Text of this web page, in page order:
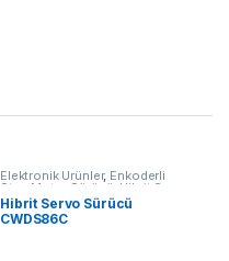
Elektronik Ürünler, Enkoderli
Step Motor Sürücü Hibrit Servo
Sürücü
Hibrit Servo Sürücü
CWDS86C